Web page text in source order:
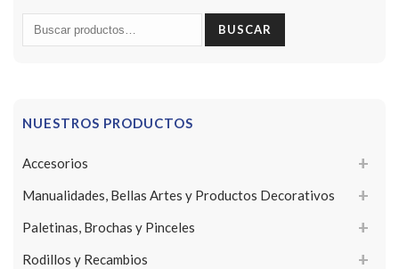
Buscar
por:
BUSCAR
NUESTROS PRODUCTOS
Accesorios
Manualidades, Bellas Artes y Productos Decorativos
Paletinas, Brochas y Pinceles
Rodillos y Recambios